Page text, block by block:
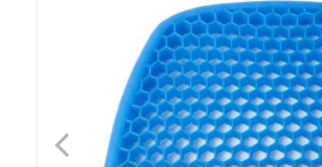
<